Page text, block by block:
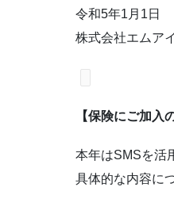
令和5年1月1日
株式会社エム
【保険にご加入
本年はSMSを活
具体的な内容に